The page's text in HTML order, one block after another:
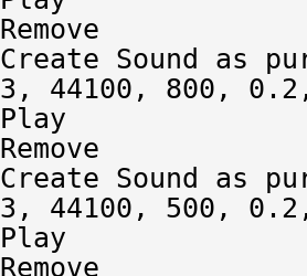
Remove
Create Sound as
3, 44100, 800,
Play
Remove
Create Sound as
3, 44100, 500,
Play
Remove